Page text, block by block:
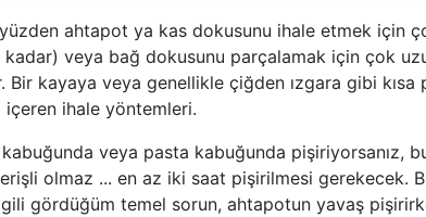
ahtapot ya kas dokusunu ihale etmek için
veya bağ dokusunu parçalamak için çok
Bir kayaya veya genellikle çiğden ızgara gibi
içeren ihale yöntemleri.
veya pasta kabuğunda pişiriyorsanız,
olmaz ... en az iki saat pişirilmesi gerekecek.
gördüğüm temel sorun, ahtapotun yavaş